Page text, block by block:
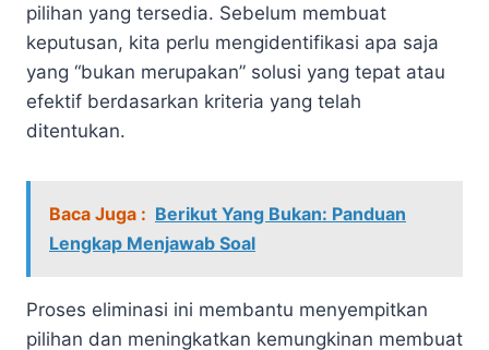
pilihan yang tersedia. Sebelum membuat
keputusan, kita perlu mengidentifikasi apa saja
yang “bukan merupakan” solusi yang tepat atau
efektif berdasarkan kriteria yang telah
ditentukan.
Baca Juga : Berikut Yang Bukan: Panduan
Lengkap Menjawab Soal
Proses eliminasi ini membantu menyempitkan
pilihan dan meningkatkan kemungkinan membuat